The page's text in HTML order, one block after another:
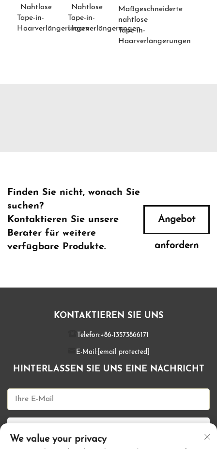
Nahtlose
Tape-in-
Haarverlängerungen
Nahtlose
Tape-in-
Haarverlängerungen
Maßgeschneiderte
nahtlose
Tape-in-
Haarverlängerungen
Finden Sie nicht, wonach Sie
suchen?
Kontaktieren Sie unsere
Berater für weitere
verfügbare Produkte.
Angebot
anfordern
KONTAKTIEREN SIE UNS
Telefon:+86-13573866171
E-Mail: [email protected]
HINTERLASSEN SIE UNS EINE NACHRICHT
We value your privacy